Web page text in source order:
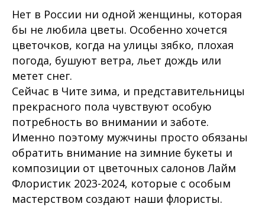
Нет в России ни одной женщины, которая
бы не любила цветы. Особенно хочется
цветочков, когда на улицы зябко, плохая
погода, бушуют ветра, льет дождь или
метет снег.
Сейчас в Чите зима, и представительницы
прекрасного пола чувствуют особую
потребность во внимании и заботе.
Именно поэтому мужчины просто обязаны
обратить внимание на зимние букеты и
композиции от цветочных салонов Лайм
Флористик 2023-2024, которые с особым
мастерством создают наши флористы.